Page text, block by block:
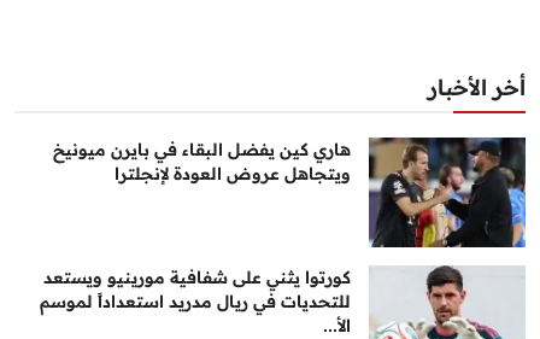
أخر الأخبار
هاري كين يفضل البقاء في بايرن ميونيخ
ويتجاهل عروض العودة لإنجلترا
كورتوا يثني على شفافية مورينيو ويستعد
للتحديات في ريال مدريد استعداداً لموسم
الأ...